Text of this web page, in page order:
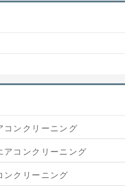
コンクリーニング
アコンクリーニング
ンクリーニング